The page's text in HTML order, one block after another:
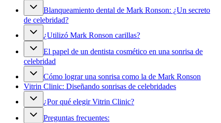
Blanqueamiento dental de Mark Ronson: ¿Un secreto
de celebridad?
¿Utilizó Mark Ronson carillas?
El papel de un dentista cosmético en una sonrisa de
celebridad
Cómo lograr una sonrisa como la de Mark Ronson
Vitrin Clinic: Diseñando sonrisas de celebridades
¿Por qué elegir Vitrin Clinic?
Preguntas frecuentes: